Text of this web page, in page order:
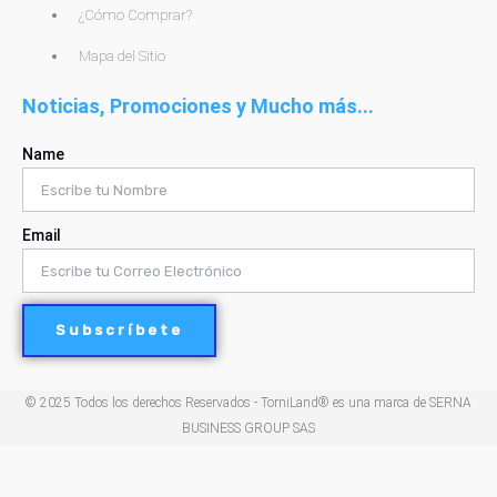
¿Cómo Comprar?
Mapa del Sitio
Noticias, Promociones y Mucho más...
Name
Email
Subscríbete
© 2025 Todos los derechos Reservados - TorniLand® es una marca de SERNA
BUSINESS GROUP SAS